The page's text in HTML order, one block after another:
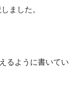
ました。
るように書いてい